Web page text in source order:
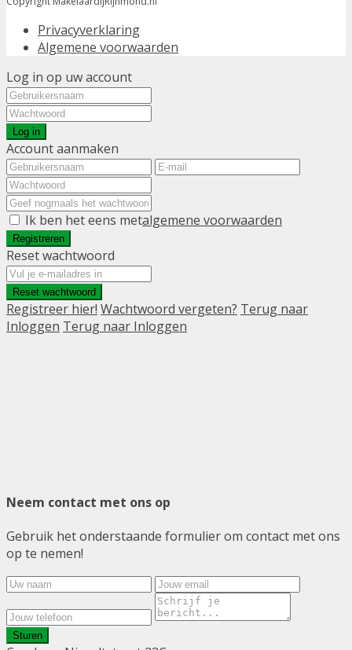
Privacyverklaring
Algemene voorwaarden
Log in op uw account
Log in
Account aanmaken
Ik ben het eens metalgemene voorwaarden
Registreren
Reset wachtwoord
Reset wachtwoord
Registreer hier! Wachtwoord vergeten? Terug naar
Inloggen Terug naar Inloggen
Neem contact met ons op
Gebruik het onderstaande formulier om contact met ons
op te nemen!
Sturen